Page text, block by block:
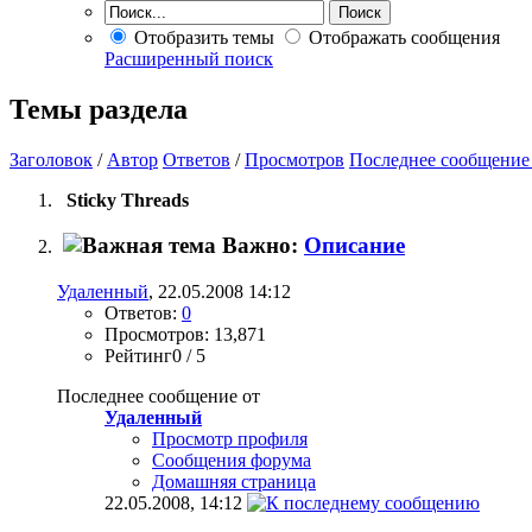
Отобразить темы
Отображать сообщения
Расширенный поиск
Темы раздела
Заголовок / Автор Ответов /Просмотров Последнее сообщение
Sticky Threads
Важно: Описание
Удаленный, 22.05.2008 14:12
Ответов: 0
Просмотров: 13,871
Рейтинг0 / 5
Последнее сообщение от
Удаленный
Просмотр профиля
Сообщения форума
Домашняя страница
22.05.2008, 14:12